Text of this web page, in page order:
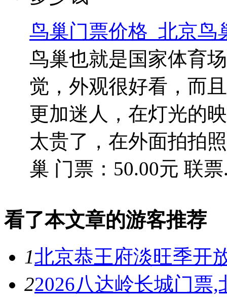
鸟巢门票价格_北京鸟
鸟巢也就是国家体育
觉，外观很好看，而
更加迷人，在灯光的
太贵了，在外面拍拍
巢 门票：50.00元 联票
看了本文章的游客推荐
1北京恭王府淡旺季开
22026八达岭长城门票,